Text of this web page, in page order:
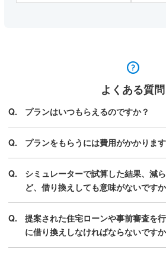
よくある質問
プランはいつもらえるのですか？
プランをもらうには費用がかかりま
シミュレーターで試算した結果、減
ど、借り換えしても意味がないです
提案された住宅ローンや事前審査を
に借り換えしなければならないです